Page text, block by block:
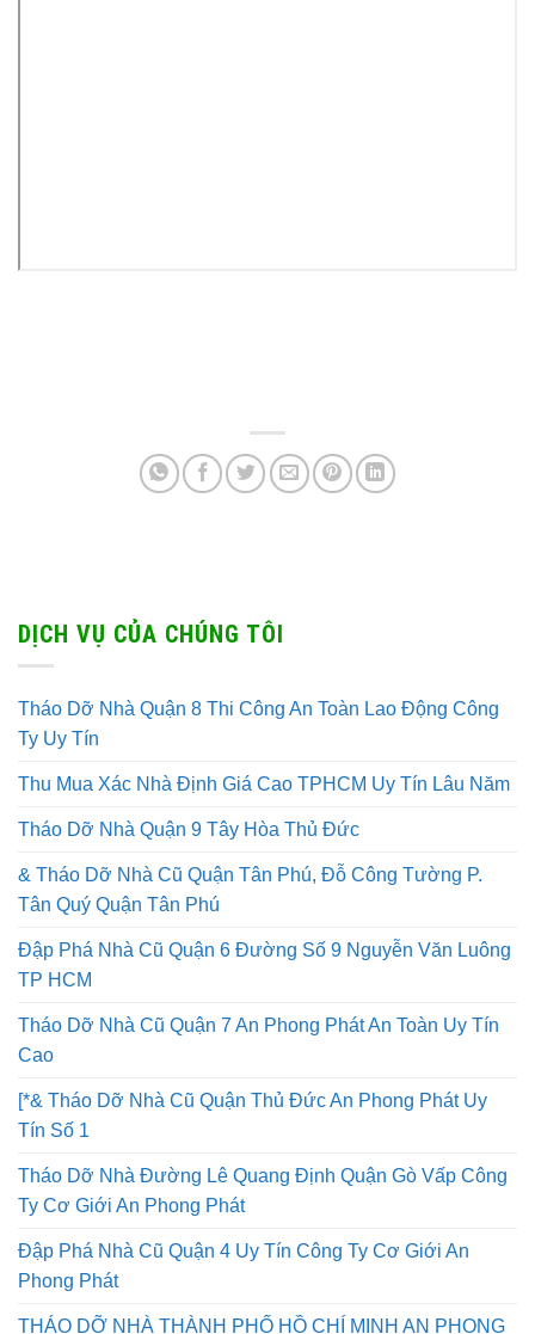
DỊCH VỤ CỦA CHÚNG TÔI
Tháo Dỡ Nhà Quận 8 Thi Công An Toàn Lao Động Công
Ty Uy Tín
Thu Mua Xác Nhà Định Giá Cao TPHCM Uy Tín Lâu Năm
Tháo Dỡ Nhà Quận 9 Tây Hòa Thủ Đức
& Tháo Dỡ Nhà Cũ Quận Tân Phú, Đỗ Công Tường P.
Tân Quý Quận Tân Phú
Đập Phá Nhà Cũ Quận 6 Đường Số 9 Nguyễn Văn Luông
TP HCM
Tháo Dỡ Nhà Cũ Quận 7 An Phong Phát An Toàn Uy Tín
Cao
[*& Tháo Dỡ Nhà Cũ Quận Thủ Đức An Phong Phát Uy
Tín Số 1
Tháo Dỡ Nhà Đường Lê Quang Định Quận Gò Vấp Công
Ty Cơ Giới An Phong Phát
Đập Phá Nhà Cũ Quận 4 Uy Tín Công Ty Cơ Giới An
Phong Phát
THÁO DỠ NHÀ THÀNH PHỐ HỒ CHÍ MINH AN PHONG